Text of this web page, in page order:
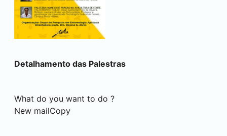
Detalhamento das Palestras
What do you want to do ?
New mailCopy